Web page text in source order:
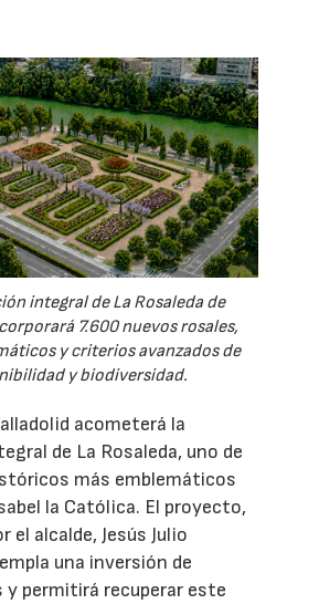
integral de La Rosaleda de
7.600 nuevos rosales,
y criterios avanzados de
y biodiversidad.
acometerá la
de La Rosaleda, uno de
más emblemáticos
la Católica. El proyecto,
el alcalde, Jesús Julio
una inversión de
y permitirá recuperar este